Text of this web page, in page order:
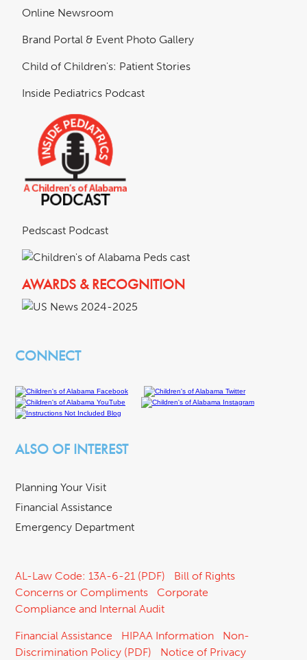
Online Newsroom
Brand Portal & Event Photo Gallery
Child of Children's: Patient Stories
Inside Pediatrics Podcast
Pedscast Podcast
AWARDS & RECOGNITION
CONNECT
ALSO OF INTEREST
Planning Your Visit
Financial Assistance
Emergency Department
AL-Law Code: 13A-6-21 (PDF)
Bill of Rights
Concerns or Compliments
Corporate
Compliance and Internal Audit
Financial Assistance HIPAA Information
Non-
Discrimination Policy (PDF)
Notice of Privacy